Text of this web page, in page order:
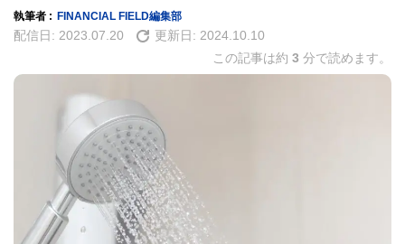
執筆者 : FINANCIAL FIELD編集部
配信日: 2023.07.20 更新日: 2024.10.10
この記事は約 3 分で読めます。